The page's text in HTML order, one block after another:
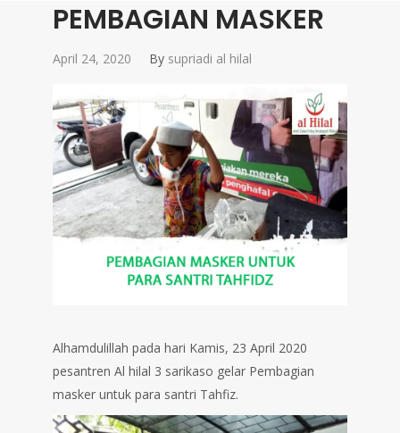
PEMBAGIAN MASKER
April 24, 2020 By supriadi al hilal
Alhamdulillah pada hari Kamis, 23 April 2020
pesantren Al hilal 3 sarikaso gelar Pembagian
masker untuk para santri Tahfiz.